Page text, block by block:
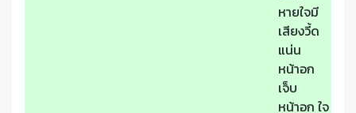
หายใจมี
เสียงวี้ด
แน่น
หน้าอก
เจ็บ
หน้าอก ใจ